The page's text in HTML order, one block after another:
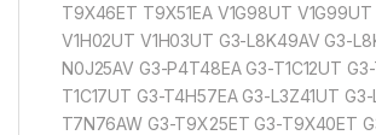
T9X46ET T9X51EA V1G98UT V1G99UT
V1H02UT V1H03UT G3-L8K49AV G3-
N0J25AV G3-P4T48EA G3-T1C12UT
T1C17UT G3-T4H57EA G3-L3Z41UT G3-
T7N76AW G3-T9X25ET G3-T9X40ET